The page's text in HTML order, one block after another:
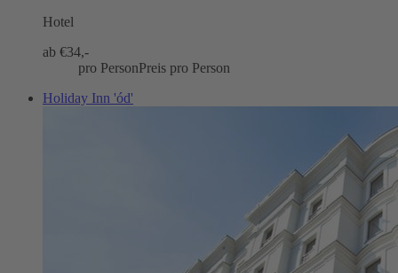
Hotel
ab €34,-
pro PersonPreis pro Person
Holiday Inn 'ód'